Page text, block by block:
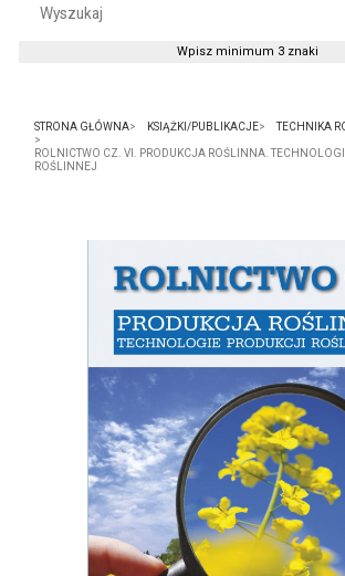
STRONA GŁÓWNA KSIĄŻKI/PUBLIKACJE TECHNIKA
ROLNICTWO CZ. VI. PRODUKCJA ROŚLINNA.
ROŚLINNEJ